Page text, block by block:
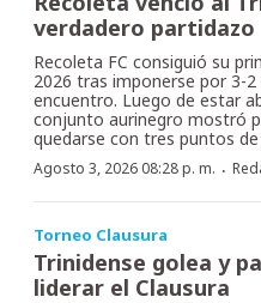
verdadero partidazo
Recoleta FC consiguió su
2026 tras imponerse por 3-
encuentro. Luego de estar
conjunto aurinegro mostró
quedarse con tres puntos
Agosto 3, 2026 08:28 p. m. ·
Torneo Clausura
Trinidense golea y
liderar el Clausura